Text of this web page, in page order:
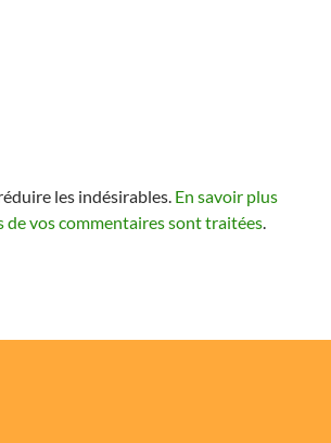
les indésirables. En savoir plus
de vos commentaires sont traitées.